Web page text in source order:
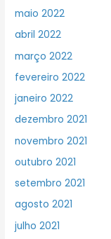
maio 2022
abril 2022
março 2022
fevereiro 2022
janeiro 2022
dezembro 2021
novembro 2021
outubro 2021
setembro 2021
agosto 2021
julho 2021